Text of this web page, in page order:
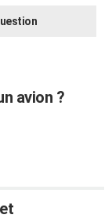
avion ?